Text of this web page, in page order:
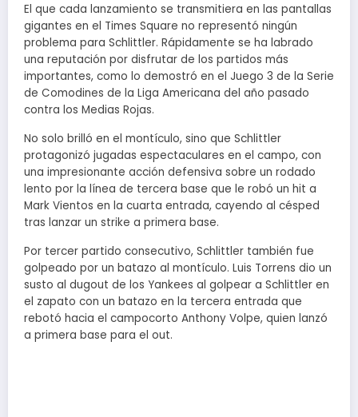
El que cada lanzamiento se transmitiera en las pantallas
gigantes en el Times Square no representó ningún
problema para Schlittler. Rápidamente se ha labrado
una reputación por disfrutar de los partidos más
importantes, como lo demostró en el Juego 3 de la Serie
de Comodines de la Liga Americana del año pasado
contra los Medias Rojas.
No solo brilló en el montículo, sino que Schlittler
protagonizó jugadas espectaculares en el campo, con
una impresionante acción defensiva sobre un rodado
lento por la línea de tercera base que le robó un hit a
Mark Vientos en la cuarta entrada, cayendo al césped
tras lanzar un strike a primera base.
Por tercer partido consecutivo, Schlittler también fue
golpeado por un batazo al montículo. Luis Torrens dio un
susto al dugout de los Yankees al golpear a Schlittler en
el zapato con un batazo en la tercera entrada que
rebotó hacia el campocorto Anthony Volpe, quien lanzó
a primera base para el out.